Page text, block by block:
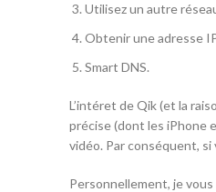
Utilisez un autre
Obtenir une adresse
Smart DNS.
L’intéret de Qik (et la
précise (dont les iPhone
vidéo. Par conséquent,
Personnellement, je